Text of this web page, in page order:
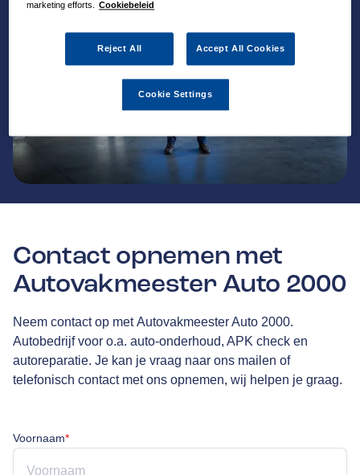
Contact opnemen met
Autovakmeester Auto 2000
Neem contact op met Autovakmeester Auto 2000.
Autobedrijf voor o.a. auto-onderhoud, APK check en
autoreparatie. Je kan je vraag naar ons mailen of
telefonisch contact met ons opnemen, wij helpen je graag.
Voornaam*Voornaam is verplicht
marketing efforts.
Cookiebeleid
Reject All Accept All Cookies
Cookie Settings